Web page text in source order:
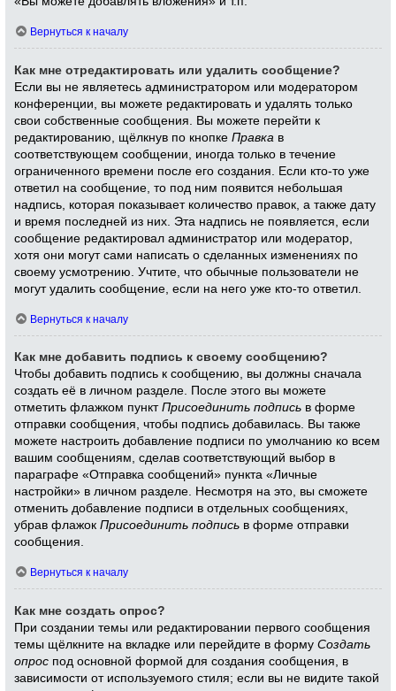
Вернуться к началу
Как мне отредактировать или удалить сообщение?
Если вы не являетесь администратором или модератором
конференции, вы можете редактировать и удалять только
свои собственные сообщения. Вы можете перейти к
редактированию, щёлкнув по кнопкеПравка в
соответствующем сообщении, иногда только в течение
ограниченного времени после его создания. Если кто-то уже
ответил на сообщение, то под ним появится небольшая
надпись, которая показывает количество правок, а также дату
и время последней из них. Эта надпись не появляется, если
сообщение редактировал администратор или модератор,
хотя они могут сами написать о сделанных изменениях по
своему усмотрению. Учтите, что обычные пользователи не
могут удалить сообщение, если на него уже кто-то ответил.
Вернуться к началу
Как мне добавить подпись к своему сообщению?
Чтобы добавить подпись к сообщению, вы должны сначала
создать её в личном разделе. После этого вы можете
отметить флажком пунктПрисоединить подпись в форме
отправки сообщения, чтобы подпись добавилась. Вы также
можете настроить добавление подписи по умолчанию ко всем
вашим сообщениям, сделав соответствующий выбор в
параграфе «Отправка сообщений» пункта «Личные
настройки» в личном разделе. Несмотря на это, вы сможете
отменить добавление подписи в отдельных сообщениях,
убрав флажокПрисоединить подпись в форме отправки
сообщения.
Вернуться к началу
Как мне создать опрос?
При создании темы или редактировании первого сообщения
темы щёлкните на вкладке или перейдите в формуСоздать
опрос под основной формой для создания сообщения, в
зависимости от используемого стиля; если вы не видите такой